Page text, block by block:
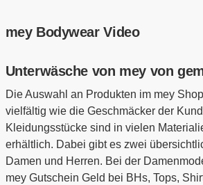
mey Bodywear Video
Unterwäsche von mey von
Die Auswahl an Produkten im mey
vielfältig wie die Geschmäcker der
Kleidungsstücke sind in vielen
erhältlich. Dabei gibt es zwei
Damen und Herren. Bei der
mey Gutschein Geld bei BHs, Tops,